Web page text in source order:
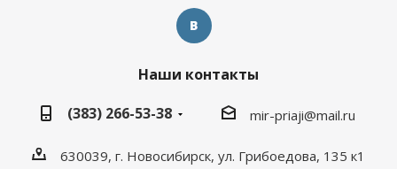
Наши контакты
(383) 266-53-38
mir-priaji@mail.ru
630039, г. Новосибирск, ул. Грибоедова, 135 к1